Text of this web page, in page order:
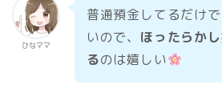
ひなママ
普通預金してるだけ
いので、 ほったらか
るのは嬉しい